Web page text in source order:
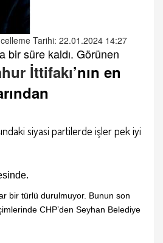
Tarihi: 22.01.2024 14:27
bir süre kaldı. Görünen
İttifakı’nın en
siyasi partilerde işler pek iyi
bir türlü durulmuyor. Bunun son
CHP’den Seyhan Belediye